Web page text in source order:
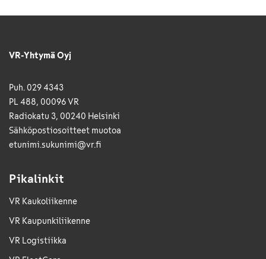
VR-Yhtymä Oyj
Puh. 029 4343
PL 488, 00096 VR
Radiokatu 3, 00240 Helsinki
Sähkö­posti­osoitteet muotoa
etunimi.sukunimi@vr.fi
Pikalinkit
VR Kaukoliikenne
VR Kaupunkiliikenne
VR Logistiikka